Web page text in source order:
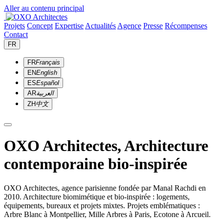
Aller au contenu principal
Projets Concept Expertise Actualités Agence Presse Récompenses
Contact
FR
FRFrançais
ENEnglish
ESEspañol
ARالعربية
ZH中文
OXO Architectes, Architecture
contemporaine bio-inspirée
OXO Architectes, agence parisienne fondée par Manal Rachdi en
2010. Architecture biomimétique et bio-inspirée : logements,
équipements, bureaux et projets mixtes. Projets emblématiques :
Arbre Blanc à Montpellier, Mille Arbres à Paris, Ecotone à Arcueil.